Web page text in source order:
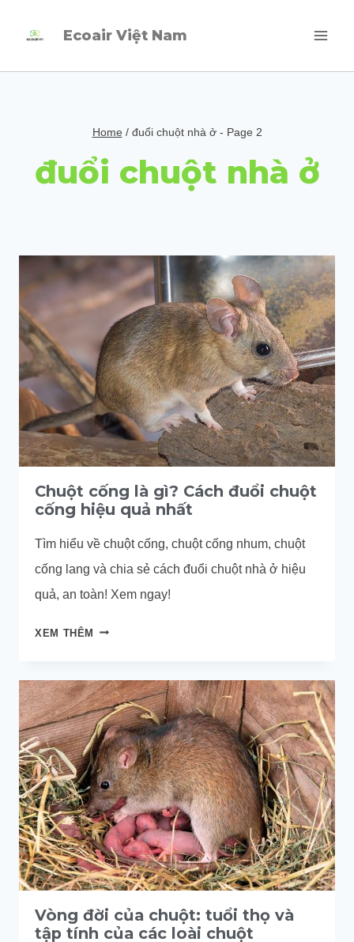
Ecoair Việt Nam
Home / đuổi chuột nhà ở- Page 2
đuổi chuột nhà ở
Chuột cống là gì? Cách đuổi chuột
cống hiệu quả nhất
Tìm hiểu về chuột cống, chuột cống nhum, chuột
cống lang và chia sẻ cách đuổi chuột nhà ở hiệu
quả, an toàn! Xem ngay!
XEM THÊM CHUỘT
GÌ?
CÁCH
ĐUỔI
CHUỘT
CỐNG
HIỆU
QUẢ
NHẤT
Vòng đời của chuột: tuổi thọ và
tập tính của các loài chuột